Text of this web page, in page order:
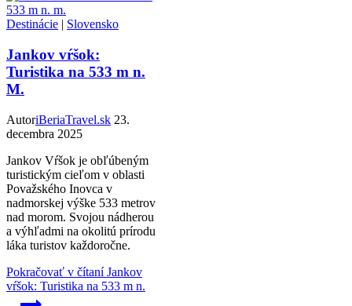
Destinácie | Slovensko
Jankov vŕšok:
Turistika na 533 m n.
M.
AutoriBeriaTravel.sk 23.
decembra 2025
Jankov Vŕšok je obľúbeným
turistickým cieľom v oblasti
Považského Inovca v
nadmorskej výške 533 metrov
nad morom. Svojou nádherou
a výhľadmi na okolitú prírodu
láka turistov každoročne.
Pokračovať v čítaníJankov
vŕšok: Turistika na 533 m n.